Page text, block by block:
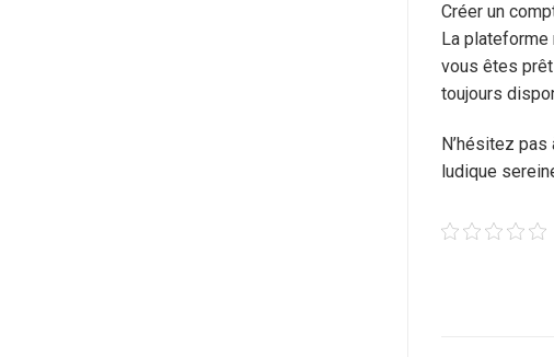
Créer un
La plateforme
vous êtes
toujours
N’hésitez
ludique